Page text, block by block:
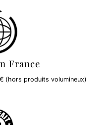
France
(hors produits volumineux)